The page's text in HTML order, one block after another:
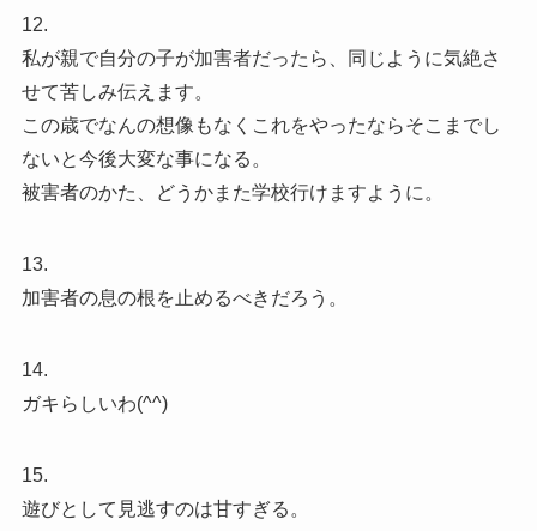
12.
私が親で自分の子が加害者だったら、同じように気絶さ
せて苦しみ伝えます。
この歳でなんの想像もなくこれをやったならそこまでし
ないと今後大変な事になる。
被害者のかた、どうかまた学校行けますように。
13.
加害者の息の根を止めるべきだろう。
14.
ガキらしいわ(^^)
15.
遊びとして見逃すのは甘すぎる。